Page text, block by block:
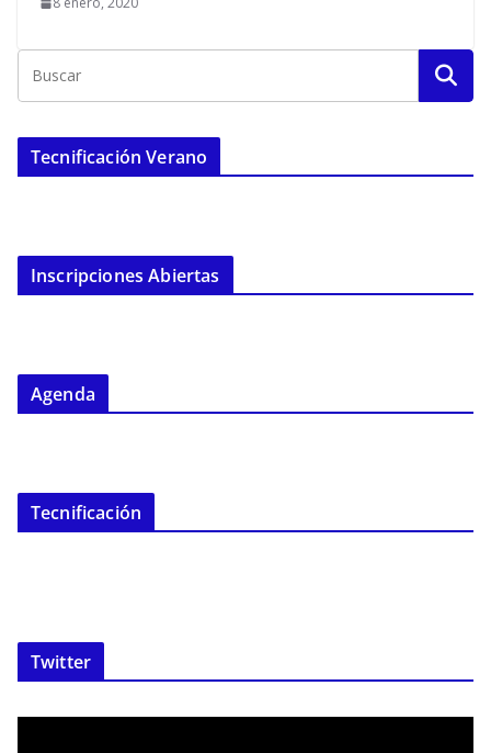
Tecnificación Verano
Inscripciones Abiertas
Agenda
Tecnificación
Twitter